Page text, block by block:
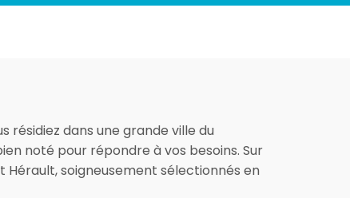
dans une grande ville du
noté pour répondre à vos besoins. Sur
soigneusement sélectionnés en